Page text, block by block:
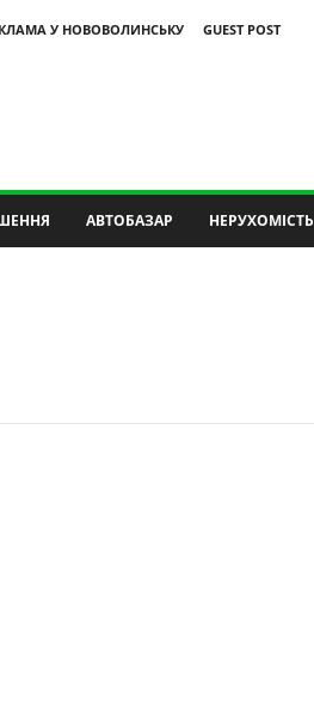
У НОВОВОЛИНСЬКУ
GUEST POST
АВТОБАЗАР НЕРУХОМІСТЬ